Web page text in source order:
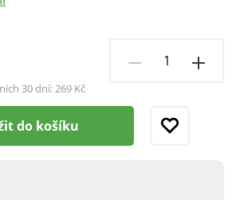
30 dní:269 Kč
do košíku